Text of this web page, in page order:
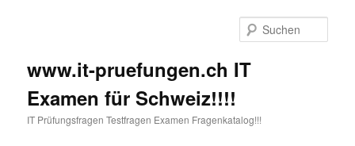
www.it-pruefungen.ch IT
Examen für Schweiz!!!!
IT Prüfungsfragen Testfragen Examen Fragenkatalog!!!